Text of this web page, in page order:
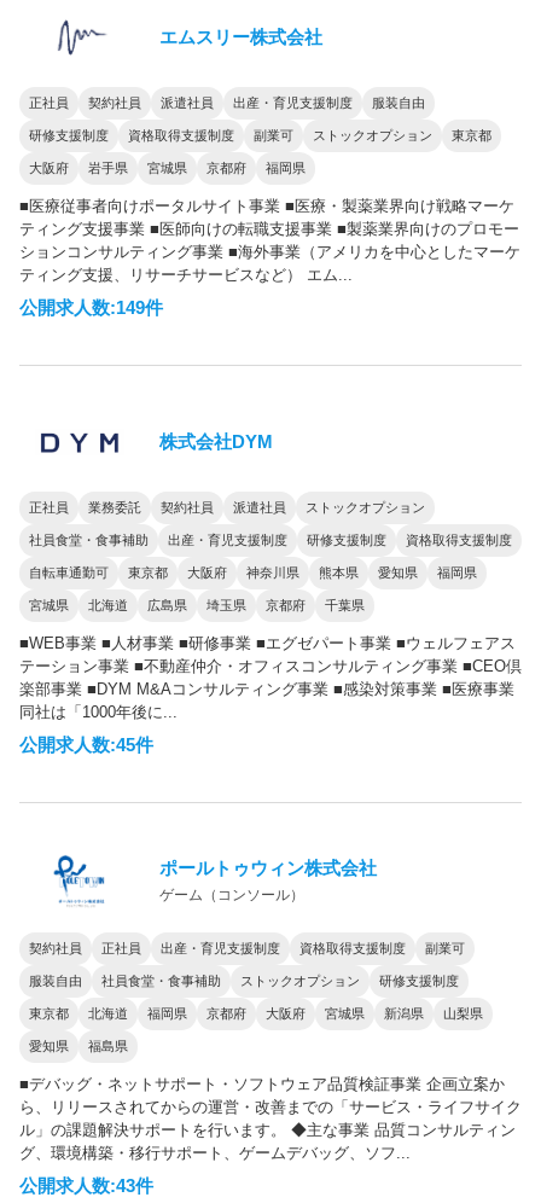
エムスリー株式会社
正社員 契約社員 派遣社員 出産・育児支援制度 服装自由
研修支援制度 資格取得支援制度 副業可 ストックオプション 東京都
大阪府 岩手県 宮城県 京都府 福岡県
■医療従事者向けポータルサイト事業 ■医療・製薬業界向け戦略マーケ
ティング支援事業 ■医師向けの転職支援事業 ■製薬業界向けのプロモー
ションコンサルティング事業 ■海外事業（アメリカを中心としたマーケ
ティング支援、リサーチサービスなど） エム...
公開求人数:149件
株式会社DYM
正社員 業務委託 契約社員 派遣社員 ストックオプション
社員食堂・食事補助 出産・育児支援制度 研修支援制度 資格取得支援制度
自転車通勤可 東京都 大阪府 神奈川県 熊本県 愛知県 福岡県
宮城県 北海道 広島県 埼玉県 京都府 千葉県
■WEB事業 ■人材事業 ■研修事業 ■エグゼパート事業 ■ウェルフェアス
テーション事業 ■不動産仲介・オフィスコンサルティング事業 ■CEO倶
楽部事業 ■DYM M&Aコンサルティング事業 ■感染対策事業 ■医療事業
同社は「1000年後に...
公開求人数:45件
ポールトゥウィン株式会社
ゲーム（コンソール）
契約社員 正社員 出産・育児支援制度 資格取得支援制度 副業可
服装自由 社員食堂・食事補助 ストックオプション 研修支援制度
東京都 北海道 福岡県 京都府 大阪府 宮城県 新潟県 山梨県
愛知県 福島県
■デバッグ・ネットサポート・ソフトウェア品質検証事業 企画立案か
ら、リリースされてからの運営・改善までの「サービス・ライフサイク
ル」の課題解決サポートを行います。 ◆主な事業 品質コンサルティン
グ、環境構築・移行サポート、ゲームデバッグ、ソフ...
公開求人数:43件